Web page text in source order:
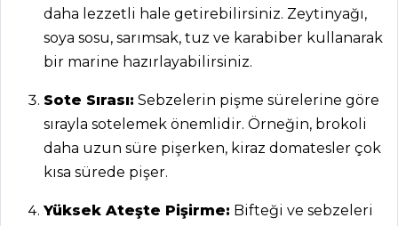
ANASAYFA
BLOG
Medya
daha lezzetli hale getirebilirsiniz. Zeytinyağı,
soya sosu, sarımsak, tuz ve karabiber kullanarak
bir marine hazırlayabilirsiniz.
Sote Sırası: Sebzelerin pişme sürelerine göre
sırayla sotelemek önemlidir. Örneğin, brokoli
daha uzun süre pişerken, kiraz domatesler çok
kısa sürede pişer.
Yüksek Ateşte Pişirme: Bifteği ve sebzeleri